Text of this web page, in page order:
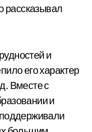
рассказывал
и
его характер
Вместе с
и